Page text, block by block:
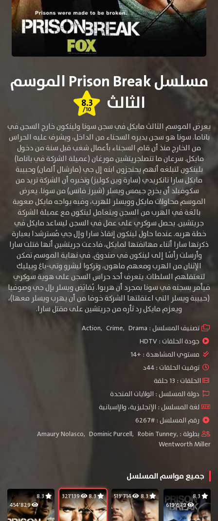
مسلسل Prison Break الموسم
الثالث
8.3
/10
يعرض الموسم الثالث مايكل في سجن سونا ولينكون خارج السجن في
باناما. سونا هو سجن يديره السجناء من الداخل، ويشرف عليه الحراس
من الخارج منذ أن قام السجناء بأعمال شغب قبل سنة من دخول
مايكل. سرعان ما تتصلجريتشين مورغان (عميلة الشركة في باناما)
بلينكون لتبلغه أنهم يحتجزون ابنه إل جي (مارشال ألمان) وحبيبة
مايكل سارا تانكريدي (سارة وين كوليز) وتخبره أن الشركة تريد من
سكوفيلد أن يخرج جيمس ويسلر (شيرز فانس) من سونا. يعرض
الموسم محاولات مايكل وويسلر للهرب، وفيه يواجه مايكل صعوبة
بالغة في الهرب من السجن ويتعامل لينكون مع عميلة الشركة
جريتشين. يحصل سوكري على عمل في السجن ليساعد مايكل في
خطة هربه. عندما حاول لينكون إنقاذ سارا وإل جي مُسترشدا بعبارة
ذكرتها سارا أثناء مهاتفتها لمايكل، فادعت جريتشين أنها قتلت سارا
وأرسلت رأسًا إلى لينكون في صندوق. في نهاية الموسم تمكن
الإثنان من الهرب ومعهم ماهون، وتركوا ليشرو وتي-باغ وبيليك
لتعتقلهم السلطات. يتعرف أحد حراس السجن على هوية سوكري
فيأمر بسجنه في سونا بمجرد أن هربوا. يُقايَض ويسلر بإل جي وصوفيا
(حييبة ويسلر التي اعتقلتها الشركة خوفا من أن يهرب ويسلر معها)،
ويعزم مايكل رد ثأره من جريتشين على مقتل سارا.
تصنيف المسلسل : Action, Crime, Drama
جودة الحلقات :HDTV
مستوي المشاهدة : +14
توقيت الحلقات : 44د
الحلقات : 13 حلقة
دولة المسلسل : الولايات المتحدة
لغة المسلسل : الإنجليزية، والإسبانية
رقم المسلسل : #6267
بطولة :
Amaury Nolasco, Dominic Purcell, Robin Tunney,
Wentworth Miller
جميع مواسم المسلسل
8.3
619٬679
8.3 513٬714 8.3 321٬139
8.3
454٬829